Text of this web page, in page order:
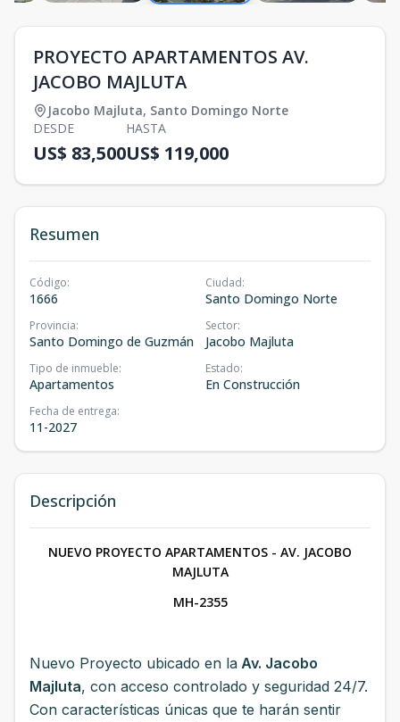
PROYECTO APARTAMENTOS AV.
JACOBO MAJLUTA
Jacobo Majluta, Santo Domingo Norte
DESDE
US$ 83,500
HASTA
US$ 119,000
Resumen
Código:
1666
Ciudad:
Santo Domingo Norte
Provincia:
Santo Domingo de Guzmán
Sector:
Jacobo Majluta
Tipo de inmueble:
Apartamentos
Estado:
En Construcción
Fecha de entrega:
11-2027
Descripción
NUEVO PROYECTO APARTAMENTOS - AV. JACOBO
MAJLUTA
MH-2355
Nuevo Proyecto ubicado en la Av. Jacobo
Majluta, con acceso controlado y seguridad 24/7.
Con características únicas que te harán sentir